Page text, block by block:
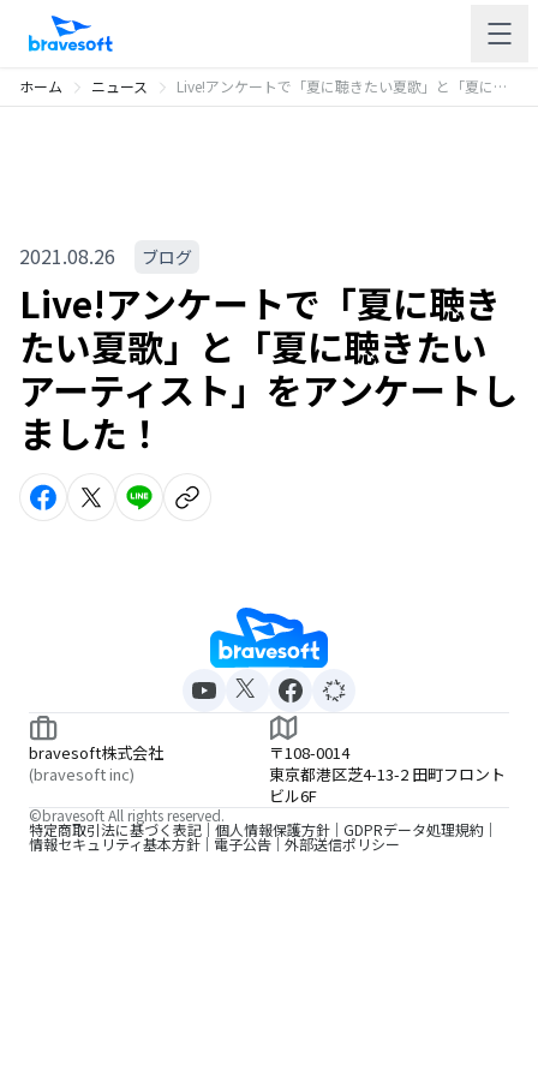
ホーム ニュース Live!アンケートで「夏に聴きたい夏歌」と「夏に聴きたいアーティスト」をアンケートしました！
2021.08.26 ブログ
Live!アンケートで「夏に聴き
たい夏歌」と「夏に聴きたい
アーティスト」をアンケートし
ました！
bravesoft株式会社
(bravesoft inc)
〒108-0014
東京都港区芝4-13-2 田町フロント
ビル6F
特定商取引法に基づく表記 個人情報保護方針 GDPRデータ処理規約
情報セキュリティ基本方針 電子公告 外部送信ポリシー
©bravesoft All rights reserved.